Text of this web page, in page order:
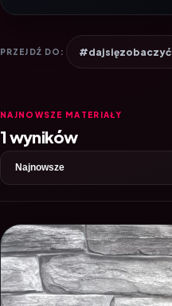
PRZEJDŹ DO: #dajsięzobaczyć
NAJNOWSZE MATERIAŁY
1 wyników